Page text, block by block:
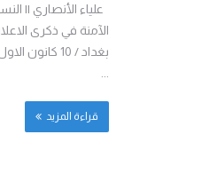
علياء الأنصاري ||
الآمنة في ذكرى
قراءة المزيد